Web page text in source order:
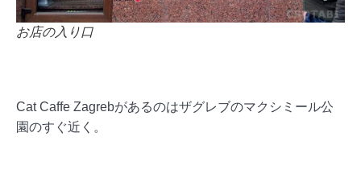
お店の入り口
Cat Caffe Zagrebがあるのはザグレブのマクシミール公
園のすぐ近く。